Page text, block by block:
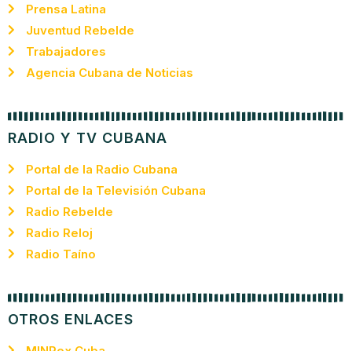
Prensa Latina
Juventud Rebelde
Trabajadores
Agencia Cubana de Noticias
RADIO Y TV CUBANA
Portal de la Radio Cubana
Portal de la Televisión Cubana
Radio Rebelde
Radio Reloj
Radio Taíno
OTROS ENLACES